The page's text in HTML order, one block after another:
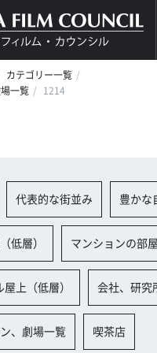
カテゴリー一覧
一覧
1214
代表的な街並み 豊かな
低層） マンションの部
屋上（低層） 会社、研究
、劇場一覧 喫茶店